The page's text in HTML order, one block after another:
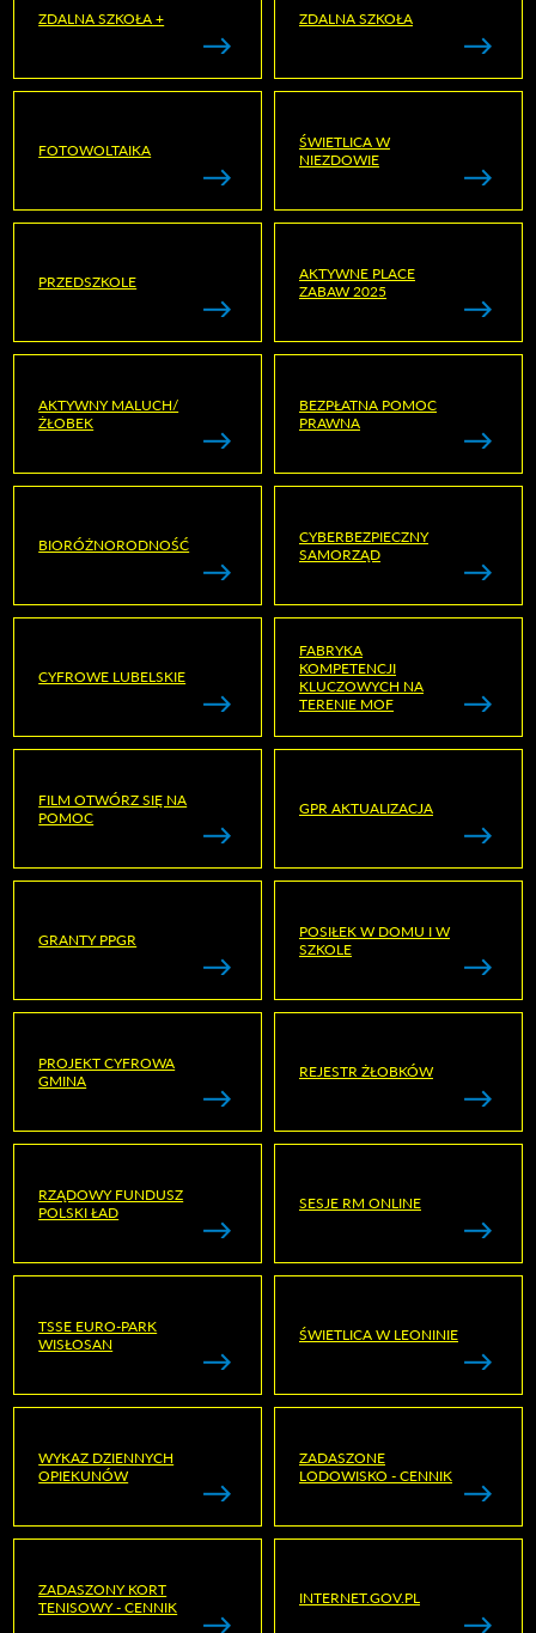
ZDALNA SZKOŁA + ZDALNA SZKOŁA
FOTOWOLTAIKA
ŚWIETLICA W
NIEZDOWIE
PRZEDSZKOLE
AKTYWNE PLACE
ZABAW 2025
AKTYWNY MALUCH/
ŻŁOBEK
BEZPŁATNA POMOC
PRAWNA
BIORÓŻNORODNOŚĆ
CYBERBEZPIECZNY
SAMORZĄD
CYFROWE LUBELSKIE
FABRYKA
KOMPETENCJI
KLUCZOWYCH NA
TERENIE MOF
FILM OTWÓRZ SIĘ NA
POMOC
GPR AKTUALIZACJA
GRANTY PPGR
POSIŁEK W DOMU I W
SZKOLE
PROJEKT CYFROWA
GMINA
REJESTR ŻŁOBKÓW
RZĄDOWY FUNDUSZ
POLSKI ŁAD
SESJE RM ONLINE
TSSE EURO-PARK
WISŁOSAN
ŚWIETLICA W LEONINIE
WYKAZ DZIENNYCH
OPIEKUNÓW
ZADASZONE
LODOWISKO - CENNIK
ZADASZONY KORT
TENISOWY - CENNIK
INTERNET.GOV.PL